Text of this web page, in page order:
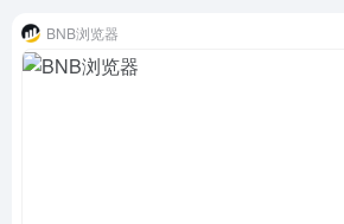
BNB浏览器